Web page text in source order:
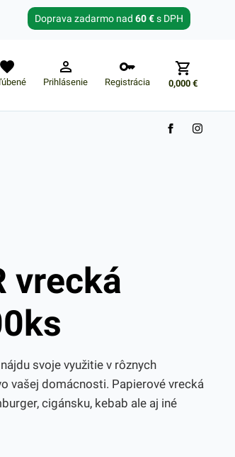
Doprava zadarmo nad 60 €s DPH
Prihlásenie Registrácia 0,000€
Zabudnuté heslo?
vrecká
svoje využitie v rôznych
vašej domácnosti. Papierové vrecká
cigánsku, kebab ale aj iné